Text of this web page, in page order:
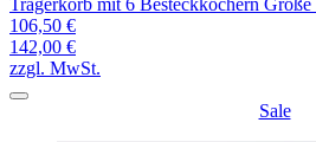
106,50 €
142,00 €
zzgl. MwSt.
Sale